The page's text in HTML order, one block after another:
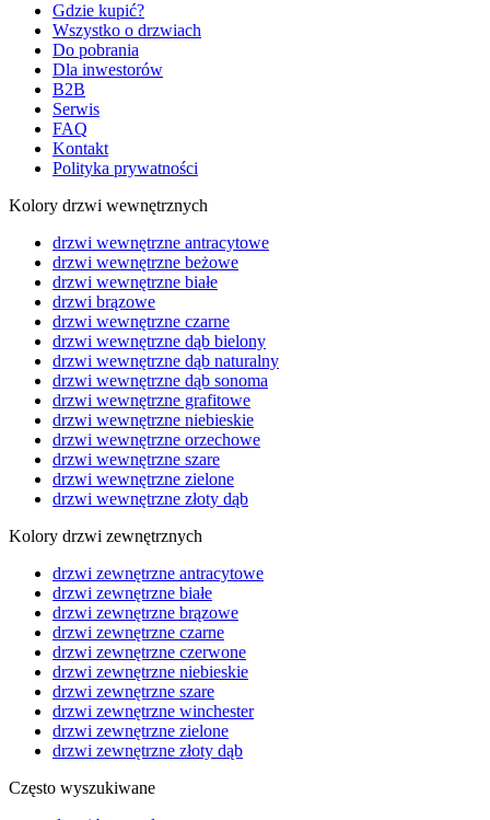
Gdzie kupić?
Wszystko o drzwiach
Do pobrania
Dla inwestorów
B2B
Serwis
FAQ
Kontakt
Polityka prywatności
Kolory drzwi wewnętrznych
drzwi wewnętrzne antracytowe
drzwi wewnętrzne beżowe
drzwi wewnętrzne białe
drzwi brązowe
drzwi wewnętrzne czarne
drzwi wewnętrzne dąb bielony
drzwi wewnętrzne dąb naturalny
drzwi wewnętrzne dąb sonoma
drzwi wewnętrzne grafitowe
drzwi wewnętrzne niebieskie
drzwi wewnętrzne orzechowe
drzwi wewnętrzne szare
drzwi wewnętrzne zielone
drzwi wewnętrzne złoty dąb
Kolory drzwi zewnętrznych
drzwi zewnętrzne antracytowe
drzwi zewnętrzne białe
drzwi zewnętrzne brązowe
drzwi zewnętrzne czarne
drzwi zewnętrzne czerwone
drzwi zewnętrzne niebieskie
drzwi zewnętrzne szare
drzwi zewnętrzne winchester
drzwi zewnętrzne zielone
drzwi zewnętrzne złoty dąb
Często wyszukiwane